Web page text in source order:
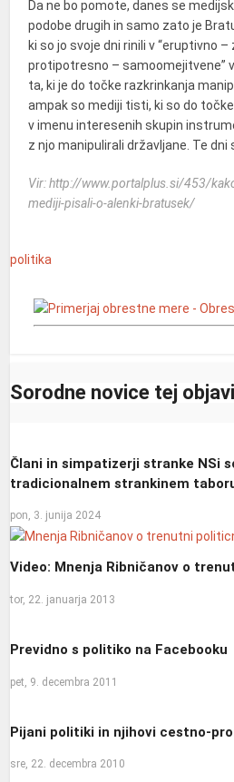
Da ne bo pomote, danes se
podobe drugih in samo zato je
ki so jo svoje dni rinili v “eruptivno
protipotresno – samoomejitvene”
ta, ki je do točke razkrinkanja
ampak so mediji tisti, ki so do
v imenu interesenih skupin
z njo manipulirali državljane. Te dni
Vir: http://www.portalplus.si/453/
mediji-pisali-o-alenki-bratusek/
politika
Sorodne novice tej objavi
Člani in simpatizerji stranke NSi
tradicionalnem strankinem
pon, 3. junija 2024
Video: Mnenja Ribničanov o
tor, 22. januarja 2013
Previdno s politiko na Facebooku
pet, 9. decembra 2011
Pijani politiki in njihovi cestno-
sre, 22. decembra 2010